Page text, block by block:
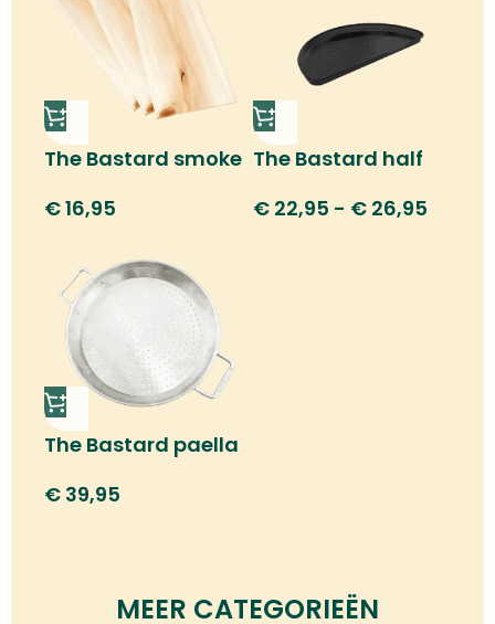
The Bastard smoke
€16,95
The Bastard half
€ 22,95 - € 26,95
The Bastard paella
€ 39,95
MEER CATEGORIEËN